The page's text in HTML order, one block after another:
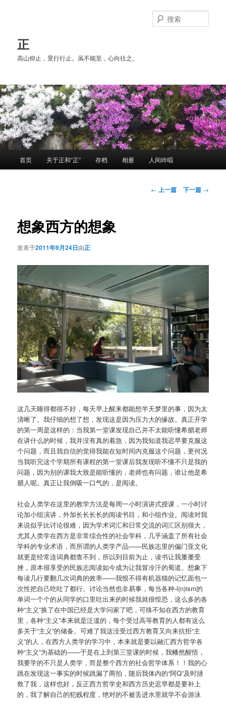
正
高山仰止，景行行止。虽不能至，心向往之。
索
首页 关于正和“正” 存档 相册 人间吟唱
文
← 上一篇 下一篇 →
想象西方的想象
发表于2011年9月24日由正
这几天睡得都很不好，每天早上醒来都能想半天梦里的事，因为太
清晰了。我仔细的想了想，发现这是因为压力大的缘故。真正开学
的第一周是这样的：当我第一堂课发现自己并不太能听懂希腊老师
在讲什么的时候，我并没有真的着急，因为我知道我迟早要克服这
个问题，而且我自信的觉得我能在短时间内克服这个问题，更何况
当我听完这个学期所有课程的第一堂课后我发现听不懂不只是我的
问题，因为别的课我大致是能听懂的，老师也有问题，谁让他是希
腊人呢。真正让我倒吸一口气的，是阅读。
社会人类学在这里的教学方法是每周一小时演讲式授课，一小时讨
论加小组演讲，外加长长长长的阅读书目，和小组作业。阅读对我
来说似乎比讨论很难，因为学术词汇和日常交流的词汇区别很大，
尤其人类学在西方是非常综合性的社会学科，几乎涵盖了所有社会
学科的专业术语，而所谓的人类学产品——民族志里的偏门亚文化
就更是经常连词典都查不到，所以到目前为止，读书让我屡屡受
挫，原本很享受的民族志阅读如今成为让我冒冷汗的蜀道。想象下
每读几行要翻几次词典的效率——我恨不得有机器猫的记忆面包一
次性把自己吃吐了都行。讨论当然也非易事，每当各种-l(n)ism的
单词一个个的从同学的口里吐出来的时候我就很惶恐，这么多的各
种“主义”换了在中国已经是大学问家了吧，可殊不知在西方的教育
里，各种“主义”本来就是泛滥的，每个受过高等教育的人都有这么
多关于“主义”的储备。可难了我这没受过西方教育又向来抗拒“主
义”的人，在西方人类学的学习中，本来就是要以融汇西方哲学各
种“主义”为基础的——于是在上到第三堂课的时候，我幡然醒悟，
我要学的不只是人类学，而是整个西方的社会哲学体系！！我的心
跳在发现这一事实的时候跳漏了两拍，随后我体内的“阿Q”及时拯
救了我，这样也好，反正西方哲学史和西方历史迟早都是要补上
的，我了解自己的犯贱程度，绝对的不被丢进水里就学不会游泳